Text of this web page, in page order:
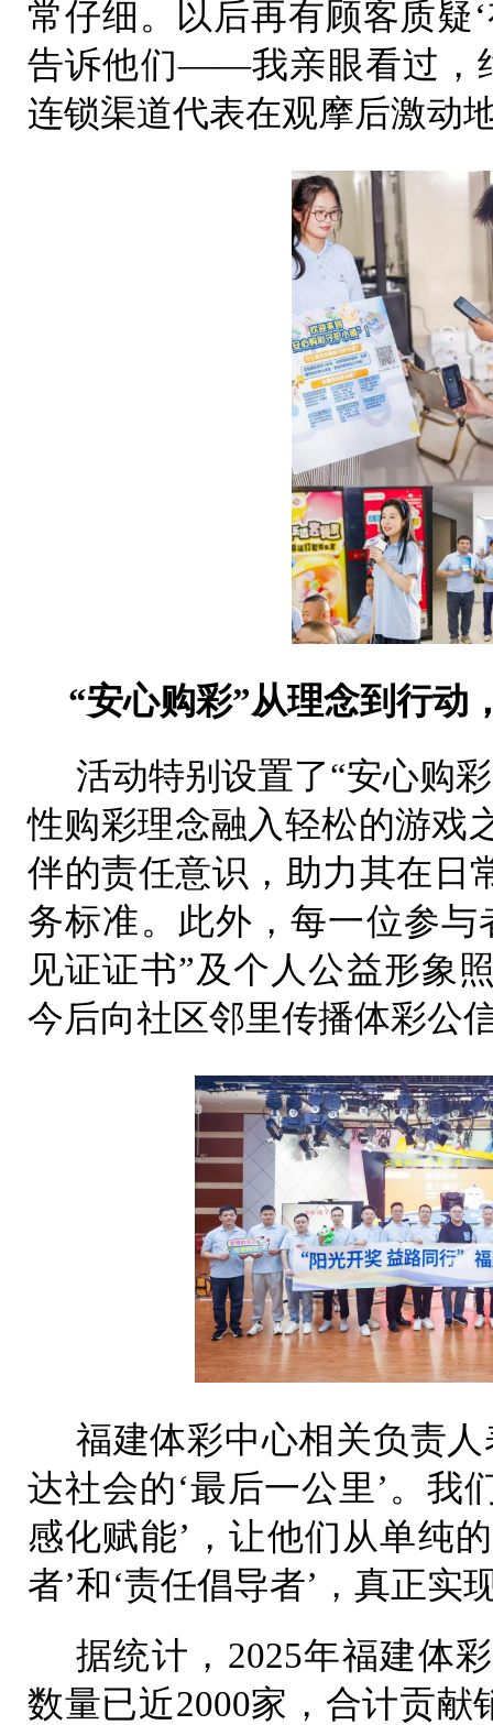
常仔细。以后再有顾客质疑
告诉他们——我亲眼看过，
连锁渠道代表在观摩后激动
“安心购彩”从理念到行动
活动特别设置了“安心购
性购彩理念融入轻松的游戏
伴的责任意识，助力其在日
务标准。此外，每一位参
见证证书”及个人公益形象
今后向社区邻里传播体彩公
福建体彩中心相关负责
达社会的‘最后一公里’。我
感化赋能’，让他们从单纯
者’和‘责任倡导者’，真正实
据统计，2025年福建体
数量已近2000家，合计贡献